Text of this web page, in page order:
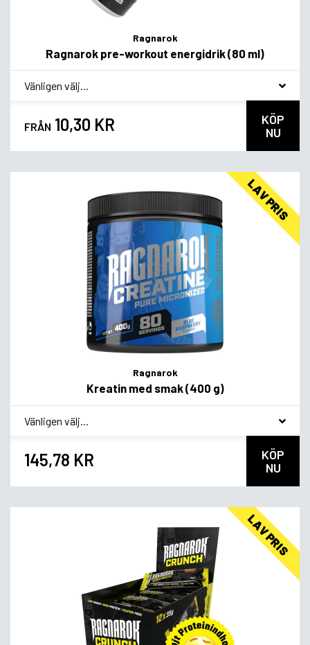
Ragnarok
Ragnarok pre-workout energidrik (80 ml)
* Smagsvariant
FRÅN 10,30 KR
KÖP
NU
LAV PRIS
Ragnarok
Kreatin med smak (400 g)
* Smagsvariant
145,78 KR
KÖP
NU
LAV PRIS